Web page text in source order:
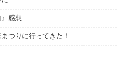
感想
つりに行ってきた！